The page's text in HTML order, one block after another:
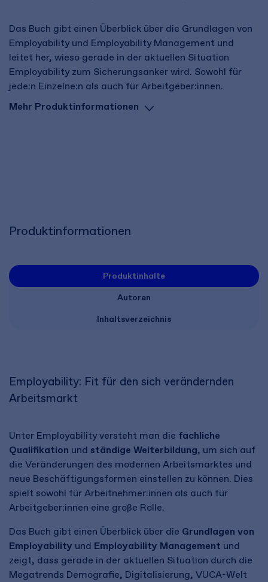
Das Buch gibt einen Überblick über die Grundlagen von
Employability und Employability Management und
leitet her, wieso gerade in der aktuellen Situation
Employability zum Sicherungsanker wird. Sowohl für
jede:n Einzelne:n als auch für Arbeitgeber:innen.
Mehr Produktinformationen
Produktinformationen
Produktinhalte
Autoren
Inhaltsverzeichnis
Employability: Fit für den sich verändernden
Arbeitsmarkt
Unter Employability versteht man die fachliche
Qualifikation und ständige Weiterbildung, um sich auf
die Veränderungen des modernen Arbeitsmarktes und
neue Beschäftigungsformen einstellen zu können. Dies
spielt sowohl für Arbeitnehmer:innen als auch für
Arbeitgeber:innen eine große Rolle.
Das Buch gibt einen Überblick über die Grundlagen von
Employability und Employability Management und
zeigt, dass gerade in der aktuellen Situation durch die
Megatrends Demografie, Digitalisierung, VUCA-Welt